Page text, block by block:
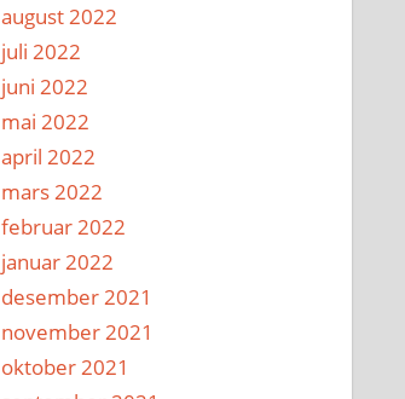
august 2022
juli 2022
juni 2022
mai 2022
april 2022
mars 2022
februar 2022
januar 2022
desember 2021
november 2021
oktober 2021